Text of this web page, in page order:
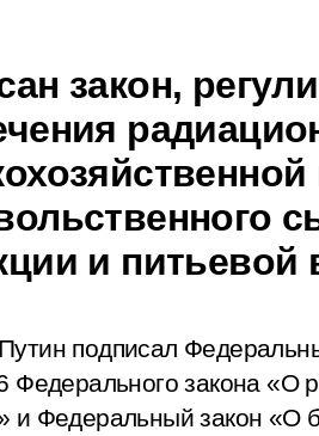
закон,
и питьевой
подписал
Федерального закона «О
и Федеральный закон «О